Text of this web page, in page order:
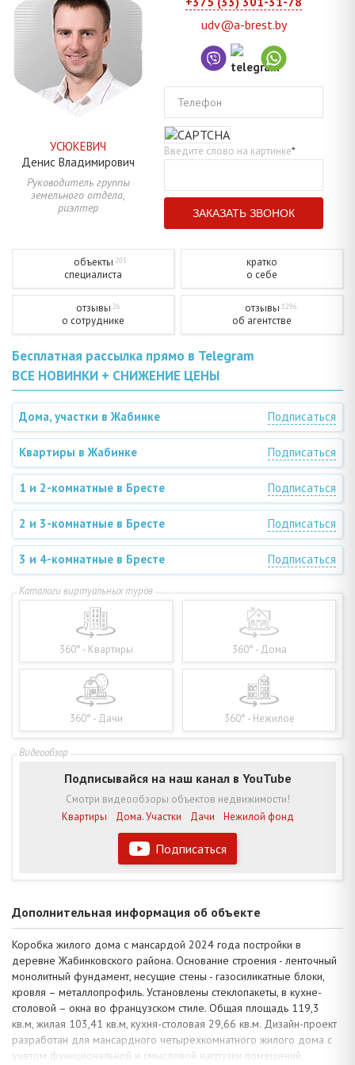
УСЮКЕВИЧ
Денис Владимирович
Руководитель группы
земельного отдела,
риэлтер
udv@a-brest.by
Телефон
Введите слово на картинке*
объекты 205
специалиста
кратко
о себе
отзывы 26
о сотруднике
отзывы 1296
об агентстве
Бесплатная рассылка прямо в Telegram
ВСЕ НОВИНКИ + СНИЖЕНИЕ ЦЕНЫ
Дома, участки в Жабинке Подписаться
Квартиры в Жабинке Подписаться
1 и 2-комнатные в Бресте Подписаться
2 и 3-комнатные в Бресте Подписаться
3 и 4-комнатные в Бресте Подписаться
360° - Квартиры 360° - Дома
360° - Дачи 360° - Нежилое
Подписаться
Подписывайся на наш канал в YouTube
Смотри видеообзоры объектов недвижимости!
Квартиры
Дома. Участки Дачи Нежилой фонд
Дополнительная информация об объекте
Коробка жилого дома с мансардой 2024 года постройки в
деревне Жабинковского района. Основание строения - ленточный
монолитный фундамент, несущие стены - газосиликатные блоки,
кровля – металлопрофиль. Установлены стеклопакеты, в кухне-
столовой – окна во французском стиле. Общая площадь 119,3
кв.м, жилая 103,41 кв.м, кухня-столовая 29,66 кв.м. Дизайн-проект
разработан для мансардного четырехкомнатного жилого дома с
учетом функциональной и смысловой нагрузки помещений,